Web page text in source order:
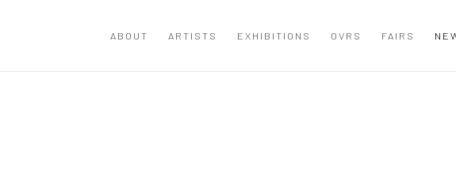
ABOUT ARTISTS EXHIBITIONS OVRS FAIRS